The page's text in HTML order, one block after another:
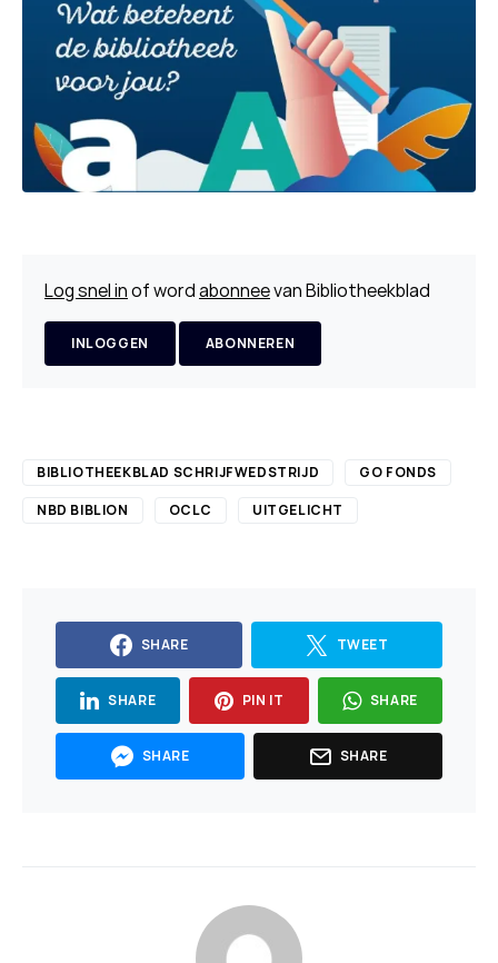
Log snel inof wordabonneevan Bibliotheekblad
INLOGGEN ABONNEREN
BIBLIOTHEEKBLAD SCHRIJFWEDSTRIJD
GO FONDS
NBD BIBLION
OCLC UITGELICHT
SHARE TWEET
SHARE PIN IT SHARE
SHARE SHARE